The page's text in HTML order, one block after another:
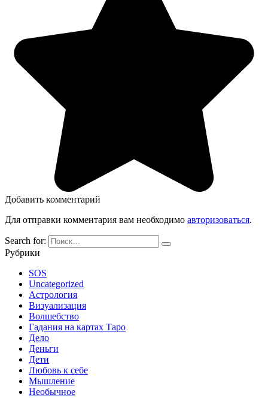
Добавить комментарий
Для отправки комментария вам необходимо авторизоваться.
Search for:
Рубрики
SOS
Uncategorized
Астрология
Визуализация
Волшебство
Гадания на картах Таро
Дело
Деньги
Дети
Любовь к себе
Мышление
Необычное